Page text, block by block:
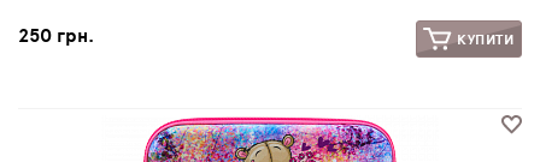
250 грн. КУПИТИ